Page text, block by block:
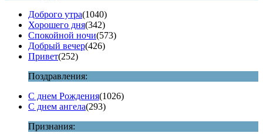
Доброго утра(1040)
Хорошего дня(342)
Спокойной ночи(573)
Добрый вечер(426)
Привет(252)
Поздравления:
С днем Рождения(1026)
С днем ангела(293)
Признания: